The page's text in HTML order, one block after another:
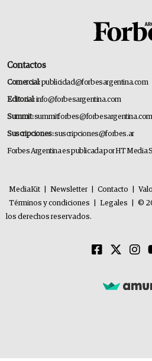
Contactos
Comercial:publicidad@forbesargentina.com
Editorial:info@forbesargentina.com
Summit:summitforbes@forbesargentina.com
Suscripciones:suscripciones@forbes.ar
Forbes Argentina es publicada por HT Media
MediaKit Newsletter Contacto
Términos y condiciones
Legales
©
los derechos reservados.